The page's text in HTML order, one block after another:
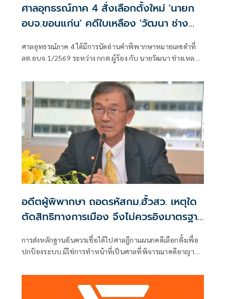
ศาลอุทธรณ์ภาค 4 สั่งเลือกตั้งใหม่ 'นายก
อบจ.ขอนแก่น' คดีใบเหลือง 'วัฒนา ช่าง
ศาลอุทธรณ์ภาค 4 ได้มีการนัดอ่านคำพิพากษาหมายเลขดำที่
ลต.อบจ.1/2569 ระหว่าง กกต.ผู้ร้อง กับ นายวัฒนา ช่างเหลา
บริหารท้องถิ่น (ขอให้มีการเลือกตั้ง นายก อบจ.ใหม่)
อดีตผู้พิพากษา ถอดรหัสกม.ฮั้วสว. เหตุใด
ตัดสิทธิทางการเมือง จึงไม่ควรอิงมาตรฐาน
เดียวกับคดีอาญา
การส่งหลักฐานอันควรเชื่อได้ไปศาลฎีกาแผนกคดีเลือกตั้งเพื่อ
ปกป้องระบบ มิใช่การทำหน้าที่เป็นศาลที่พิจารณาคดีอาญา